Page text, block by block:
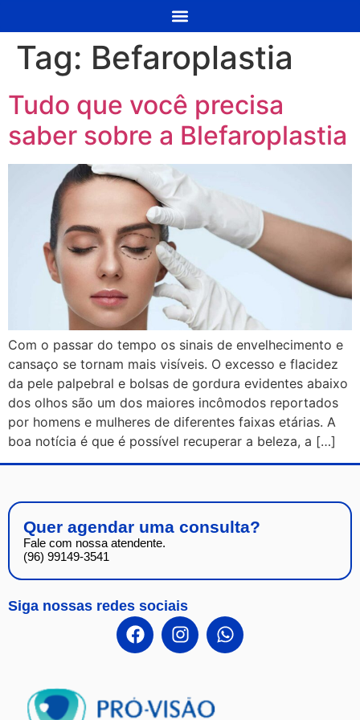
Tag: Befaroplastia
Tudo que você precisa
saber sobre a Blefaroplastia
Com o passar do tempo os sinais de envelhecimento e
cansaço se tornam mais visíveis. O excesso e flacidez
da pele palpebral e bolsas de gordura evidentes abaixo
dos olhos são um dos maiores incômodos reportados
por homens e mulheres de diferentes faixas etárias. A
boa notícia é que é possível recuperar a beleza, a […]
Quer agendar uma consulta?
Fale com nossa atendente.
(96) 99149-3541
Siga nossas redes sociais